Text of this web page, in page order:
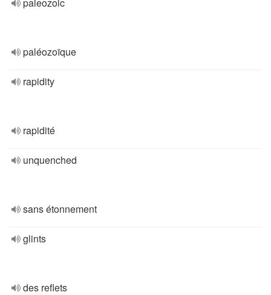
paléozoïque
rapidity
rapidité
unquenched
sans étonnement
glints
des reflets